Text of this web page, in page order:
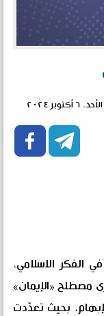
الأحد، ٦ أكتوبر ٢٠٢٤
 
الفكر الاسلامي،
مصطلح «الإيمان»
بحيث تعدّدت